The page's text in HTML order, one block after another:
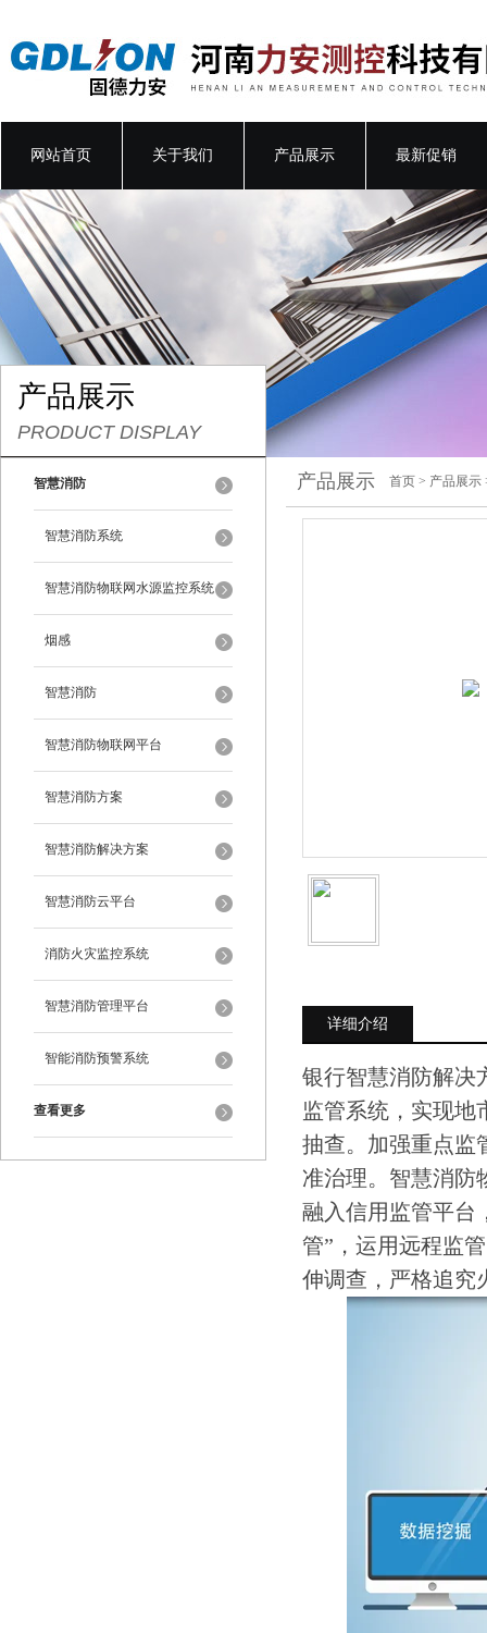
网站首页 关于我们 产品展示 最新促销
产品展示
PRODUCT DISPLAY
智慧消防
智慧消防系统
智慧消防物联网水源监控系统
烟感
智慧消防
智慧消防物联网平台
智慧消防方案
智慧消防解决方案
智慧消防云平台
消防火灾监控系统
智慧消防管理平台
智能消防预警系统
查看更多
产品展示 首页 > 产品展示
详细介绍
银行智慧消防解决
监管系统，实现地
抽查。加强重点监
准治理。智慧消防
融入信用监管平台
管”，运用远程监
伸调查，严格追究